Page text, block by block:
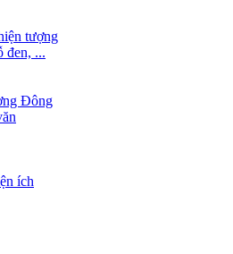
tượng
đen, ...
Đông
ích